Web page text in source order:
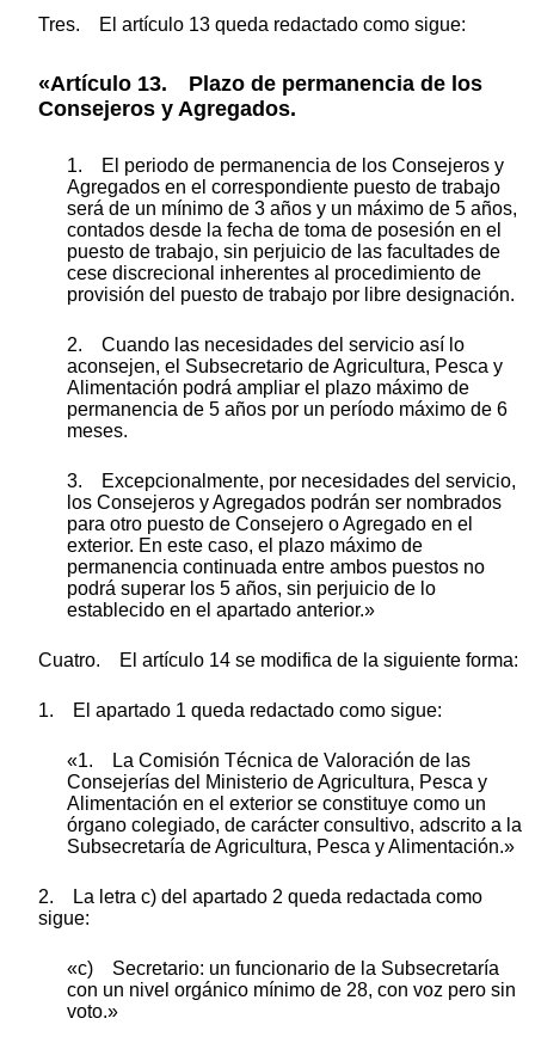
Tres. El artículo 13 queda redactado como sigue:
«Artículo 13. Plazo de permanencia de los
Consejeros y Agregados.
1. El periodo de permanencia de los Consejeros y
Agregados en el correspondiente puesto de trabajo
será de un mínimo de 3 años y un máximo de 5 años,
contados desde la fecha de toma de posesión en el
puesto de trabajo, sin perjuicio de las facultades de
cese discrecional inherentes al procedimiento de
provisión del puesto de trabajo por libre designación.
2. Cuando las necesidades del servicio así lo
aconsejen, el Subsecretario de Agricultura, Pesca y
Alimentación podrá ampliar el plazo máximo de
permanencia de 5 años por un período máximo de 6
meses.
3. Excepcionalmente, por necesidades del servicio,
los Consejeros y Agregados podrán ser nombrados
para otro puesto de Consejero o Agregado en el
exterior. En este caso, el plazo máximo de
permanencia continuada entre ambos puestos no
podrá superar los 5 años, sin perjuicio de lo
establecido en el apartado anterior.»
Cuatro. El artículo 14 se modifica de la siguiente forma:
1. El apartado 1 queda redactado como sigue:
«1. La Comisión Técnica de Valoración de las
Consejerías del Ministerio de Agricultura, Pesca y
Alimentación en el exterior se constituye como un
órgano colegiado, de carácter consultivo, adscrito a la
Subsecretaría de Agricultura, Pesca y Alimentación.»
2. La letra c) del apartado 2 queda redactada como
sigue:
«c) Secretario: un funcionario de la Subsecretaría
con un nivel orgánico mínimo de 28, con voz pero sin
voto.»